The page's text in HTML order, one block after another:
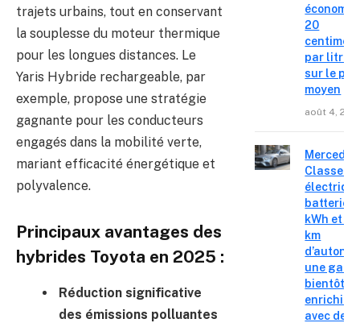
trajets urbains, tout en conservant
la souplesse du moteur thermique
pour les longues distances. Le
Yaris Hybride rechargeable, par
exemple, propose une stratégie
gagnante pour les conducteurs
engagés dans la mobilité verte,
mariant efficacité énergétique et
polyvalence.
Principaux avantages des
hybrides Toyota en 2025 :
Réduction significative
des émissions polluantes
20
centimes
par litre
sur le prix
moyen
août 4,
Mercedes
Classe C
batterie
kWh et
km
une
bientôt
enrichie
avec des